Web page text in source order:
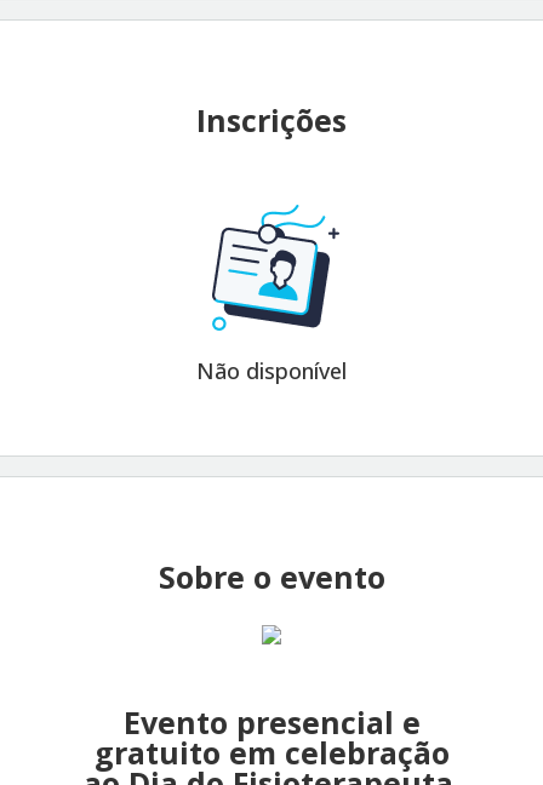
Inscrições
Não disponível
Sobre o evento
Evento presencial e
gratuito em celebração